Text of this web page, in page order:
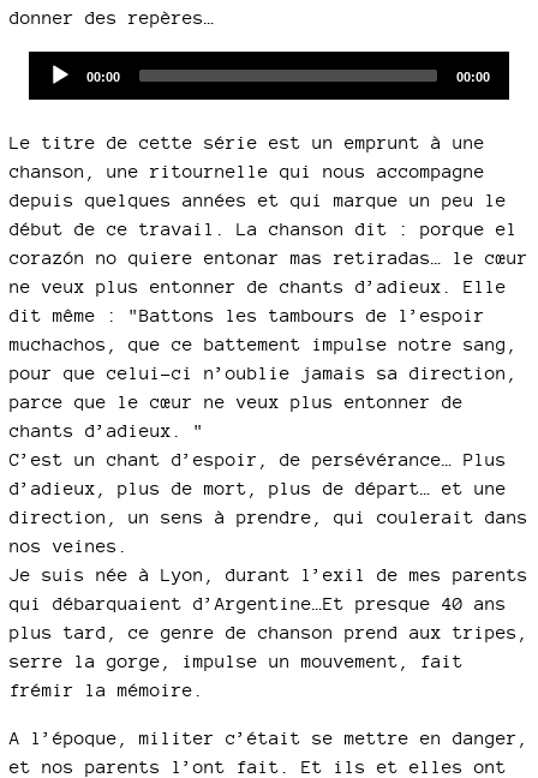
donner des repères…
Current
00:00
Total
00:00
Le titre de cette série est un emprunt à une
chanson, une ritournelle qui nous accompagne
depuis quelques années et qui marque un peu le
début de ce travail. La chanson dit : porque el
corazón no quiere entonar mas retiradas… le cœur
ne veux plus entonner de chants d’adieux. Elle
dit même : "Battons les tambours de l’espoir
muchachos, que ce battement impulse notre sang,
pour que celui-ci n’oublie jamais sa direction,
parce que le cœur ne veux plus entonner de
chants d’adieux. "
C’est un chant d’espoir, de persévérance… Plus
d’adieux, plus de mort, plus de départ… et une
direction, un sens à prendre, qui coulerait dans
nos veines.
Je suis née à Lyon, durant l’exil de mes parents
qui débarquaient d’Argentine…Et presque 40 ans
plus tard, ce genre de chanson prend aux tripes,
serre la gorge, impulse un mouvement, fait
frémir la mémoire.
A l’époque, militer c’était se mettre en danger,
et nos parents l’ont fait. Et ils et elles ont